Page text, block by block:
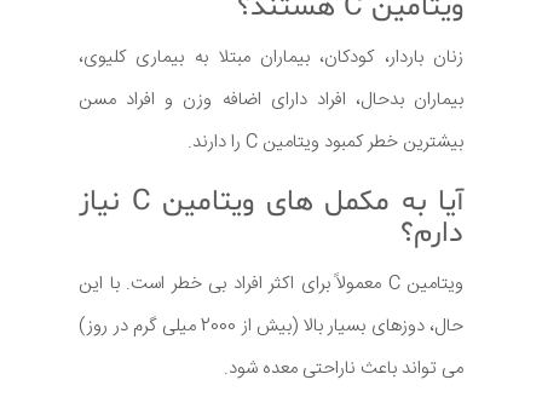
ویتامین C هستند؟
زنان باردار، کودکان، بیماران مبتلا به بیماری کلیوی،
بیماران بدحال، افراد دارای اضافه وزن و افراد مسن
بیشترین خطر کمبود ویتامین C را دارند.
آیا به مکمل های ویتامین C نیاز
دارم؟
ویتامین C معمولاً برای اکثر افراد بی خطر است. با این
حال، دوزهای بسیار بالا (بیش از 2000 میلی گرم در روز)
می تواند باعث ناراحتی معده شود.